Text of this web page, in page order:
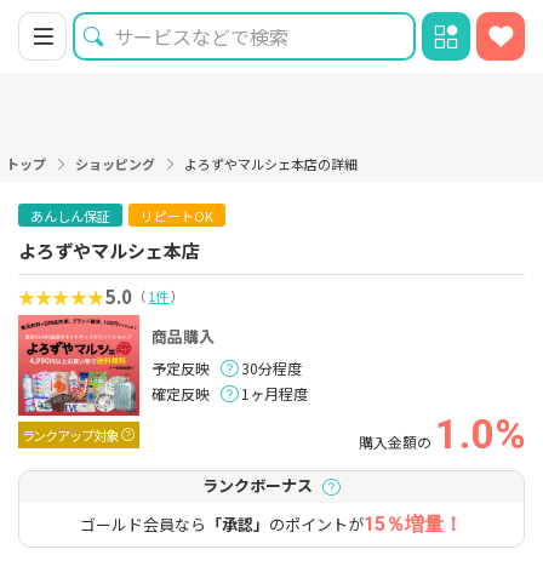
トップ ショッピング よろずやマルシェ本店の詳細
あんしん保証 リピートOK
よろずやマルシェ本店
5.0 （1件）
ランクアップ対象
商品購入
予定反映
30分程度
確定反映
1ヶ月程度
購入金額の 1.0%
ランクボーナス
ゴールド会員なら 「承認」 のポイントが15％増量！